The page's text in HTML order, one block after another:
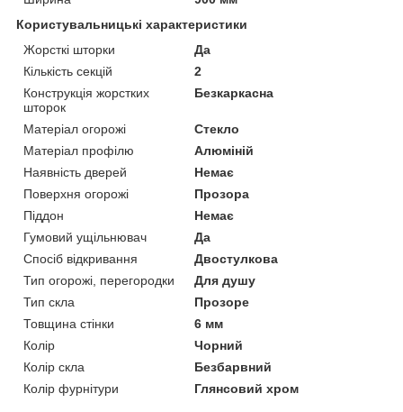
Користувальницькі характеристики
Жорсткі шторки
Да
Кількість секцій
2
Конструкція жорстких
шторок
Безкаркасна
Матеріал огорожі
Стекло
Матеріал профілю
Алюміній
Наявність дверей
Немає
Поверхня огорожі
Прозора
Піддон
Немає
Гумовий ущільнювач
Да
Спосіб відкривання
Двостулкова
Тип огорожі, перегородки
Для душу
Тип скла
Прозоре
Товщина стінки
6 мм
Колір
Чорний
Колір скла
Безбарвний
Колір фурнітури
Глянсовий хром